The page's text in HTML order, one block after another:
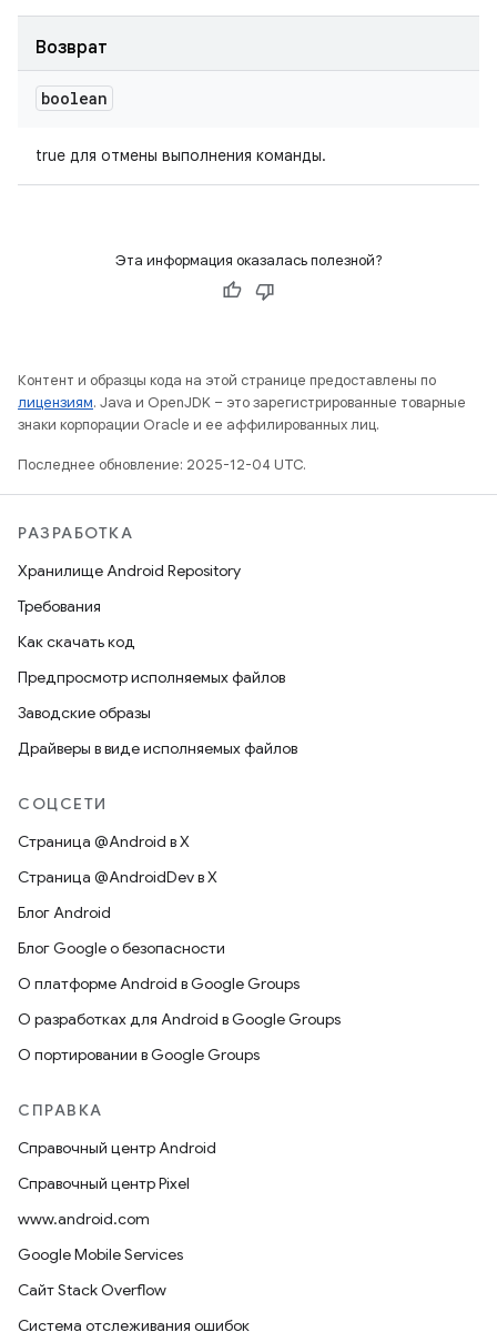
Возврат
boolean
true для отмены выполнения команды.
Эта информация оказалась полезной?
Контент и образцы кода на этой странице предоставлены по
лицензиям. Java и OpenJDK – это зарегистрированные товарные
знаки корпорации Oracle и ее аффилированных лиц.
Последнее обновление: 2025-12-04 UTC.
РАЗРАБОТКА
Хранилище Android Repository
Требования
Как скачать код
Предпросмотр исполняемых файлов
Заводские образы
Драйверы в виде исполняемых файлов
СОЦСЕТИ
Страница @Android в X
Страница @AndroidDev в X
Блог Android
Блог Google о безопасности
О платформе Android в Google Groups
О разработках для Android в Google Groups
О портировании в Google Groups
СПРАВКА
Справочный центр Android
Справочный центр Pixel
www.android.com
Google Mobile Services
Сайт Stack Overflow
Система отслеживания ошибок